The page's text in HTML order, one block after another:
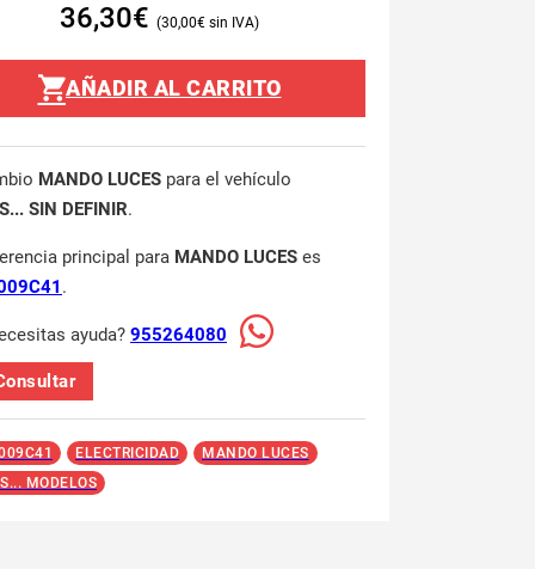
36,30€ 30,00€
AÑADIR AL CARRITO
MANDO LUCES para el vehículo
SIN DEFINIR.
principal para MANDO LUCES es
.
ayuda? 955264080
ELECTRICIDAD
MANDO LUCES
MODELOS